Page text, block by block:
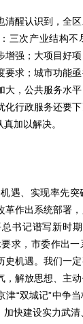
清醒认识到，全
三次产业结构不
增强；大项目好
要求；城市功能
大，公共服务水
化行政服务还要
加以解决。
遇、实现率先
革作出系统部署
书记谱写新时
求，市委作出
史机遇。我们一
，解放思想、主
津“双城记”中争
快建设实力武清